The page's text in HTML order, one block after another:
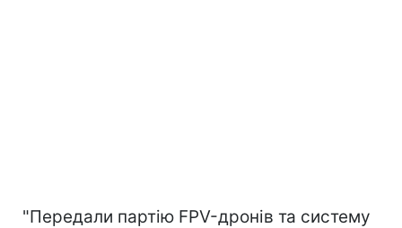
"Передали партію FPV-дронів та систему